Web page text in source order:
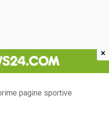
pagine sportive
×